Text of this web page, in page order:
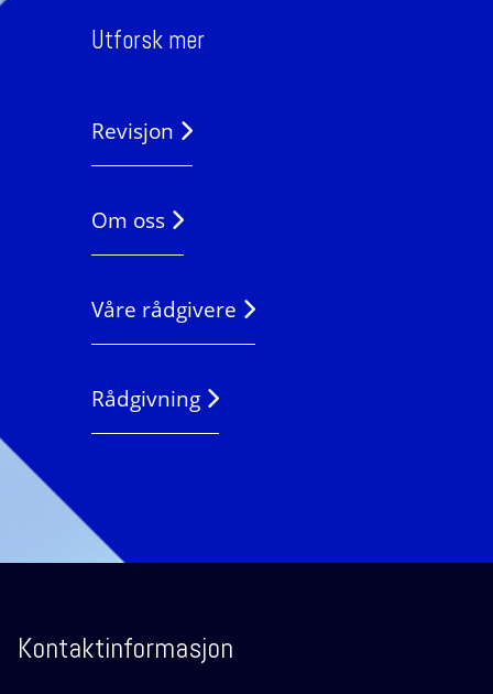
Utforsk mer
Revisjon
Om oss
Våre rådgivere
Rådgivning
Kontaktinformasjon